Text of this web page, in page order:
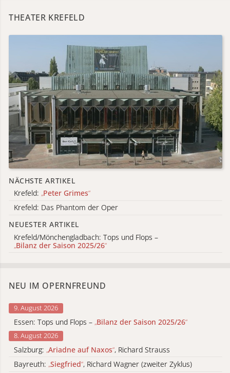
THEATER KREFELD
NÄCHSTE ARTIKEL
Krefeld: „Peter Grimes“
Krefeld: Das Phantom der Oper
NEUESTER ARTIKEL
Krefeld/Mönchengladbach: Tops und Flops –
„Bilanz der Saison 2025/26“
NEU IM OPERNFREUND
9. August 2026
Essen: Tops und Flops – „Bilanz der Saison 2025/26“
8. August 2026
Salzburg: „Ariadne auf Naxos“, Richard Strauss
Bayreuth: „Siegfried“, Richard Wagner (zweiter Zyklus)